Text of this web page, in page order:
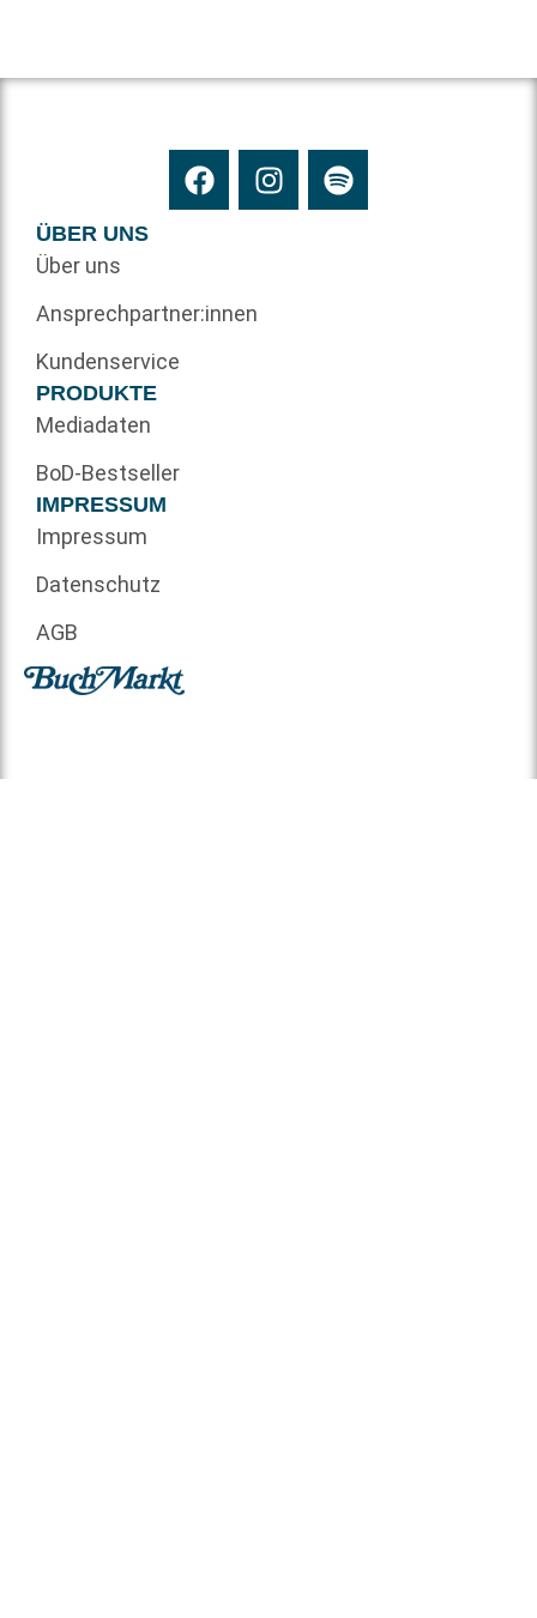
ÜBER UNS
Über uns
Ansprechpartner:innen
Kundenservice
PRODUKTE
Mediadaten
BoD-Bestseller
IMPRESSUM
Impressum
Datenschutz
AGB